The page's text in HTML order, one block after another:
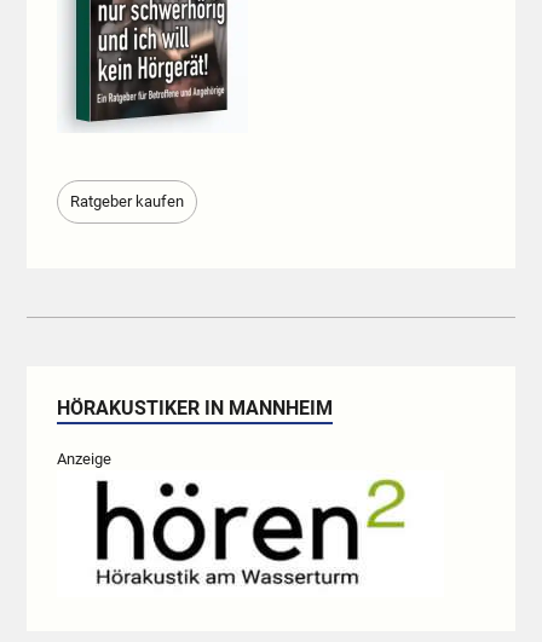
Ratgeber kaufen
HÖRAKUSTIKER IN MANNHEIM
Anzeige